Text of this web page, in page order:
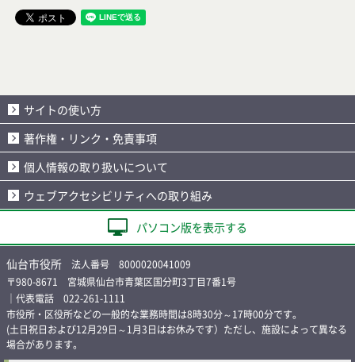
サイトの使い方
著作権・リンク・免責事項
個人情報の取り扱いについて
ウェブアクセシビリティへの取り組み
パソコン版を表示する
仙台市役所 法人番号 8000020041009
〒980-8671 宮城県仙台市青葉区国分町3丁目7番1号
｜代表電話 022-261-1111
市役所・区役所などの一般的な業務時間は8時30分～17時00分です。
(土日祝日および12月29日～1月3日はお休みです）ただし、施設によって異なる
場合があります。